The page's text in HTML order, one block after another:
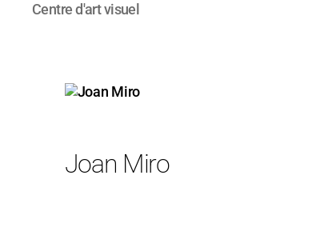
Centre d'art visuel
Joan Miro